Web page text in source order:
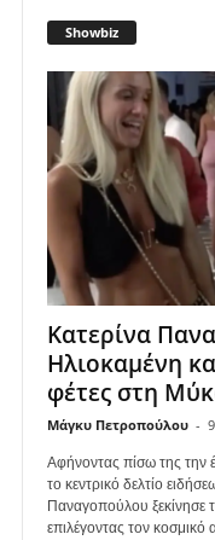
Showbiz
Κατερίνα
Ηλιοκαμένη
φέτες στη
Μάγκυ Πετροπούλου -
Αφήνοντας πίσω της την
το κεντρικό δελτίο
Παναγοπούλου ξεκίνησε
επιλέγοντας τον